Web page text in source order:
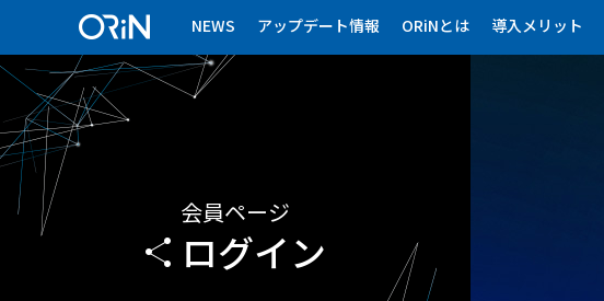
NEWS アップデート情報 ORiNとは 導入メリット
会員ページ
ログイン